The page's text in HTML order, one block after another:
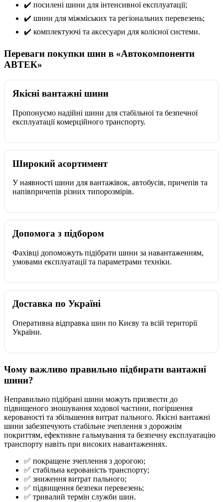
✔️ посилені шини для інтенсивної експлуатації;
✔️ шини для міжміських та регіональних перевезень;
✔️ комплектуючі та аксесуари для колісної системи.
Переваги покупки шин в «Автокомпоненти
АВТЕК»
Якісні вантажні шини
Пропонуємо надійні шини для стабільної та безпечної
експлуатації комерційного транспорту.
Широкий асортимент
У наявності шини для вантажівок, автобусів, причепів та
напівпричепів різних типорозмірів.
Допомога з підбором
Фахівці допоможуть підібрати шини за навантаженням,
умовами експлуатації та параметрами техніки.
Доставка по Україні
Оперативна відправка шин по Києву та всій території
України.
Чому важливо правильно підбирати вантажні
шини?
Неправильно підібрані шини можуть призвести до
підвищеного зношування ходової частини, погіршення
керованості та збільшення витрат пального. Якісні вантажні
шини забезпечують стабільне зчеплення з дорожнім
покриттям, ефективне гальмування та безпечну експлуатацію
транспорту навіть при високих навантаженнях.
✅ покращене зчеплення з дорогою;
✅ стабільна керованість транспорту;
✅ зниження витрат пального;
✅ підвищення безпеки перевезень;
✅ тривалий термін служби шин.